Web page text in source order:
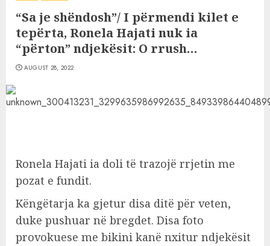
“Sa je shëndosh”/ I përmendi kilet e
tepërta, Ronela Hajati nuk ia
“përton” ndjekësit: O rrush…
AUGUST 28, 2022
Ronela Hajati ia doli të trazojë rrjetin me
pozat e fundit.
Këngëtarja ka gjetur disa ditë për veten,
duke pushuar në bregdet. Disa foto
provokuese me bikini kanë nxitur ndjekësit